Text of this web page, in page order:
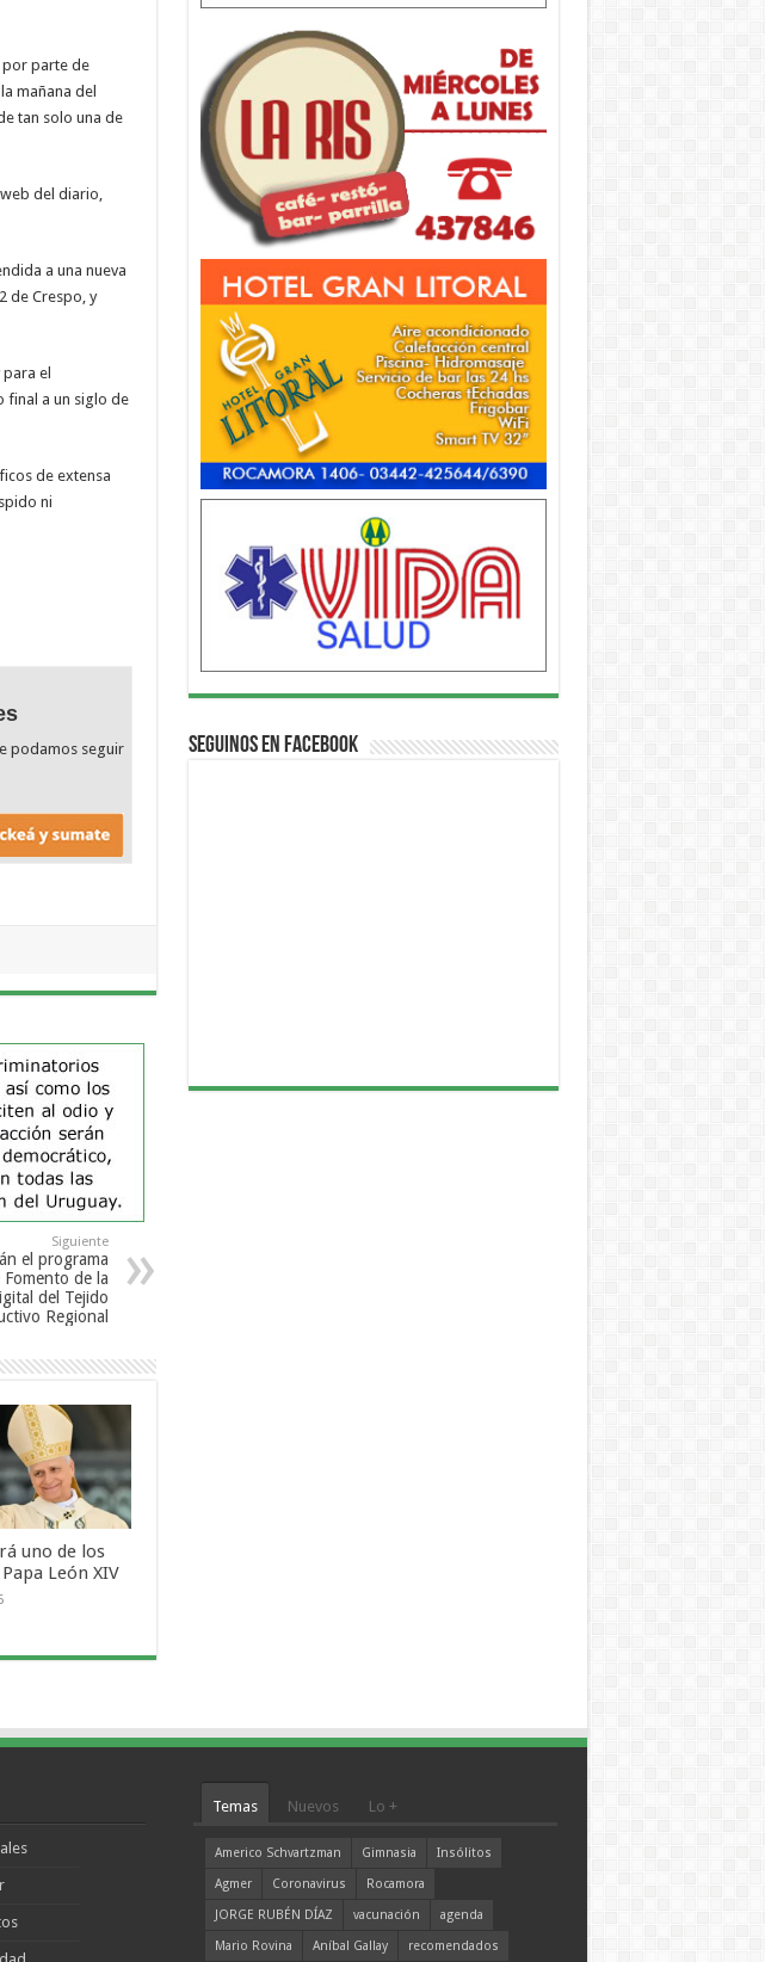
por parte de
mañana del
tan solo una de
del diario,
a una nueva
de Crespo, y
el
final a un siglo de
de extensa
ni
podamos seguir
Siguiente
el programa
de la
del Tejido
Regional
uno de los
León XIV
Seguinos en Facebook
Temas Nuevos Lo +
Americo Schvartzman Gimnasia
Insólitos
Agmer
Coronavirus
Rocamora
JORGE RUBÉN DÍAZ
vacunación
agenda
Mario Rovina
Aníbal Gallay recomendados